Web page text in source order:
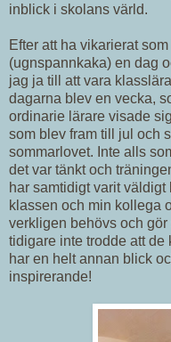
inblick i skolans värld.
Efter att ha vikarierat
(ugnspannkaka) en dag
jag ja till att vara
dagarna blev en vecka,
ordinarie lärare visade
som blev fram till jul och
sommarlovet. Inte alls
det var tänkt och
har samtidigt varit
klassen och min kollega
verkligen behövs och
tidigare inte trodde att de
har en helt annan blick
inspirerande!